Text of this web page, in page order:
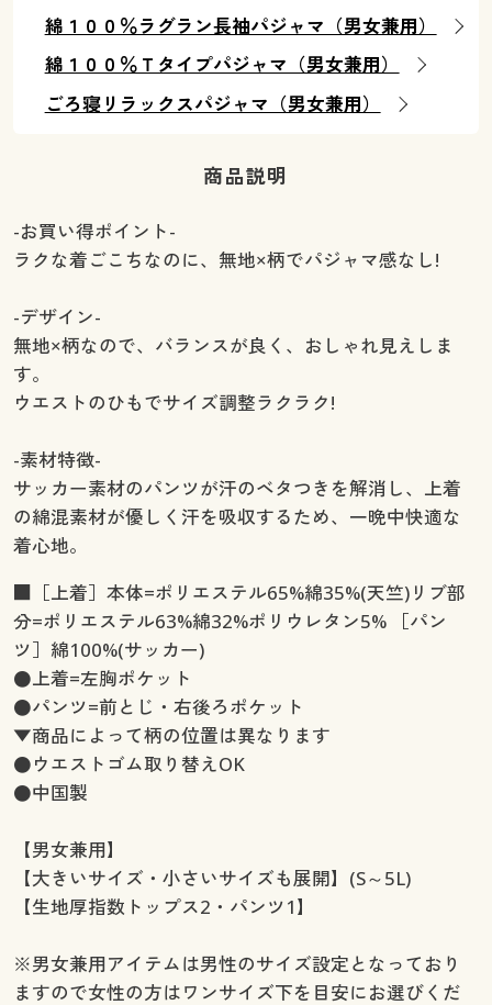
綿１００％ラグラン長袖パジャマ（男女兼用）
綿１００％Ｔタイプパジャマ（男女兼用）
ごろ寝リラックスパジャマ（男女兼用）
商品説明
-お買い得ポイント-
ラクな着ごこちなのに、無地×柄でパジャマ感なし!
-デザイン-
無地×柄なので、バランスが良く、おしゃれ見えしま
す。
ウエストのひもでサイズ調整ラクラク!
-素材特徴-
サッカー素材のパンツが汗のベタつきを解消し、上着
の綿混素材が優しく汗を吸収するため、一晩中快適な
着心地。
■［上着］本体=ポリエステル65%綿35%(天竺)リブ部
分=ポリエステル63%綿32%ポリウレタン5% ［パン
ツ］綿100%(サッカー)
●上着=左胸ポケット
●パンツ=前とじ・右後ろポケット
▼商品によって柄の位置は異なります
●ウエストゴム取り替えOK
●中国製
【男女兼用】
【大きいサイズ・小さいサイズも展開】(S～5L)
【生地厚指数トップス2・パンツ1】
※男女兼用アイテムは男性のサイズ設定となっており
ますので女性の方はワンサイズ下を目安にお選びくだ